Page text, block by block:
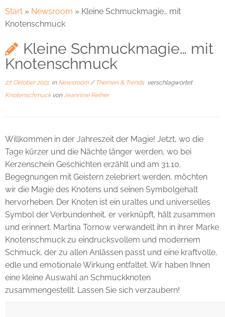
Start » Newsroom » Kleine Schmuckmagie… mit
Knotenschmuck
Kleine Schmuckmagie… mit
Knotenschmuck
27. Oktober 2021 in Newsroom/ Themen & Trends verschlagwortet
Knotenschmuck vonJeannine Reiher
Willkommen in der Jahreszeit der Magie! Jetzt, wo die
Tage kürzer und die Nächte länger werden, wo bei
Kerzenschein Geschichten erzählt und am 31.10.
Begegnungen mit Geistern zelebriert werden, möchten
wir die Magie des Knotens und seinen Symbolgehalt
hervorheben. Der Knoten ist ein uraltes und universelles
Symbol der Verbundenheit, er verknüpft, hält zusammen
und erinnert. Martina Tornow verwandelt ihn in ihrer Marke
Knotenschmuck zu eindrucksvollem und modernem
Schmuck, der zu allen Anlässen passt und eine kraftvolle,
edle und emotionale Wirkung entfaltet. Wir haben Ihnen
eine kleine Auswahl an Schmuckknoten
zusammengestellt. Lassen Sie sich verzaubern!